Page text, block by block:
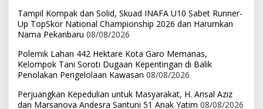
Tampil Kompak dan Solid, Skuad INAFA U10 Sabet Runner-
Up TopSkor National Championship 2026 dan Harumkan
Nama Pekanbaru 08/08/2026
Polemik Lahan 442 Hektare Kota Garo Memanas,
Kelompok Tani Soroti Dugaan Kepentingan di Balik
Penolakan Pengelolaan Kawasan 08/08/2026
Perjuangkan Kepedulian untuk Masyarakat, H. Arisal Aziz
dan Marsanova Andesra Santuni 51 Anak Yatim 08/08/2026